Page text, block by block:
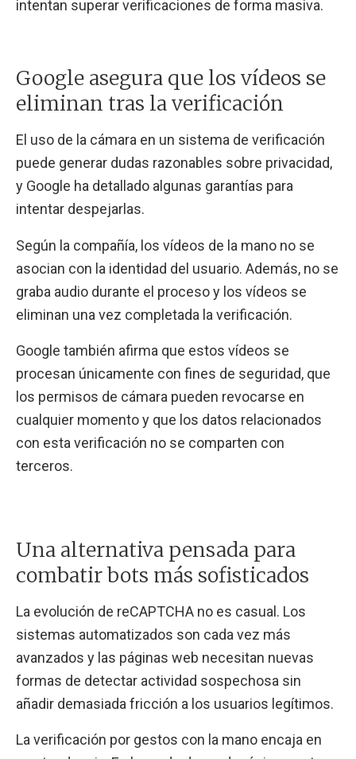
intentan superar verificaciones de forma masiva.
Google asegura que los vídeos se
eliminan tras la verificación
El uso de la cámara en un sistema de verificación
puede generar dudas razonables sobre privacidad,
y Google ha detallado algunas garantías para
intentar despejarlas.
Según la compañía, los vídeos de la mano no se
asocian con la identidad del usuario. Además, no se
graba audio durante el proceso y los vídeos se
eliminan una vez completada la verificación.
Google también afirma que estos vídeos se
procesan únicamente con fines de seguridad, que
los permisos de cámara pueden revocarse en
cualquier momento y que los datos relacionados
con esta verificación no se comparten con
terceros.
Una alternativa pensada para
combatir bots más sofisticados
La evolución de reCAPTCHA no es casual. Los
sistemas automatizados son cada vez más
avanzados y las páginas web necesitan nuevas
formas de detectar actividad sospechosa sin
añadir demasiada fricción a los usuarios legítimos.
La verificación por gestos con la mano encaja en